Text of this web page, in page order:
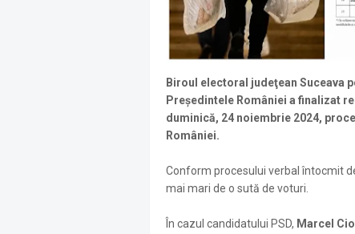
Biroul electoral judeţean Suceava
Preşedintele României a finalizat
duminică, 24 noiembrie 2024,
României.
Conform procesului verbal întocmit
mai mari de o sută de voturi.
În cazul candidatului PSD, Marcel